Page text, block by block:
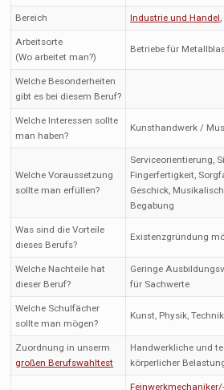
Bereich Industrie und Handel,
Arbeitsorte
(Wo arbeitet man?)
Betriebe für
Welche Besonderheiten
gibt es bei diesem Beruf?
Welche Interessen sollte
man haben?
Kunsthandwerk /
Welche Voraussetzung
sollte man erfüllen?
Serviceorientierung,
Fingerfertigkeit,
Geschick,
Begabung
Was sind die Vorteile
dieses Berufs?
Existenzgründung
Welche Nachteile hat
dieser Beruf?
Geringe
für Sachwerte
Welche Schulfächer
sollte man mögen?
Kunst, Physik,
Zuordnung in unserm
großen Berufswahltest
Handwerkliche und
körperlicher